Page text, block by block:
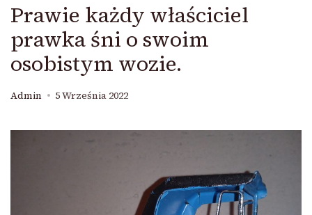
Prawie każdy właściciel
prawka śni o swoim
osobistym wozie.
Admin 5 Września 2022